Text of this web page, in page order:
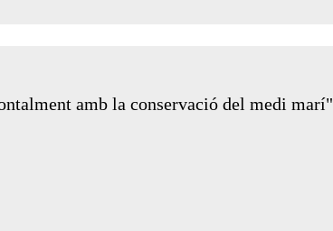
amb la conservació del medi marí"